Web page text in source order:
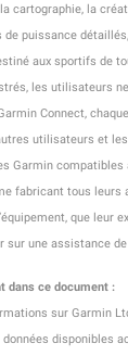
cartographie, la
puissance
aux sportifs de
les utilisateurs
Connect,
utilisateurs et
Garmin compatibles
fabricant tous leurs
que leur
sur une assistance
dans ce document :
sur Garmin
disponibles